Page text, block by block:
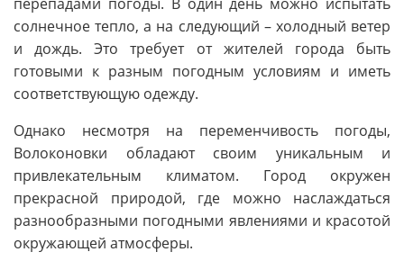
солнечное тепло, а на следующий – холодный ветер
и дождь. Это требует от жителей города быть
готовыми к разным погодным условиям и иметь
соответствующую одежду.
Однако несмотря на переменчивость погоды,
Волоконовки обладают своим уникальным и
привлекательным климатом. Город окружен
прекрасной природой, где можно наслаждаться
разнообразными погодными явлениями и красотой
окружающей атмосферы.